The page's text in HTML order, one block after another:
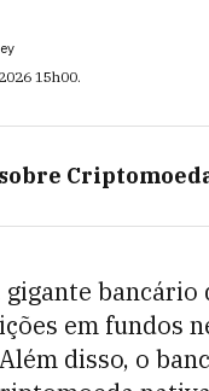
15h00.
gigante
em fundos
disso, o